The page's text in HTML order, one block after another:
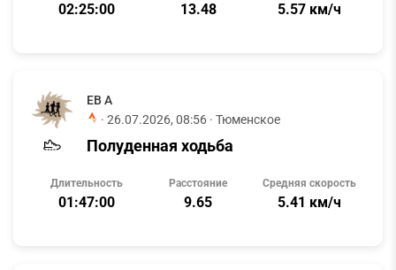
02:25:00 13.48 5.57 км/ч
ЕВ А
· 26.07.2026, 08:56 · Тюменское
Полуденная ходьба
Длительность
01:47:00
Расстояние
9.65
Средняя скорость
5.41 км/ч